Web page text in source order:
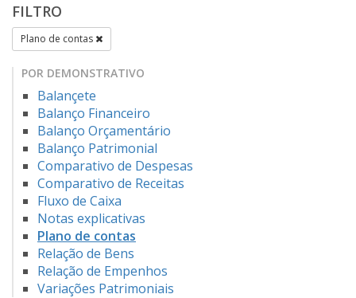
FILTRO
Plano de contas
POR DEMONSTRATIVO
Balançete
Balanço Financeiro
Balanço Orçamentário
Balanço Patrimonial
Comparativo de Despesas
Comparativo de Receitas
Fluxo de Caixa
Notas explicativas
Plano de contas
Relação de Bens
Relação de Empenhos
Variações Patrimoniais